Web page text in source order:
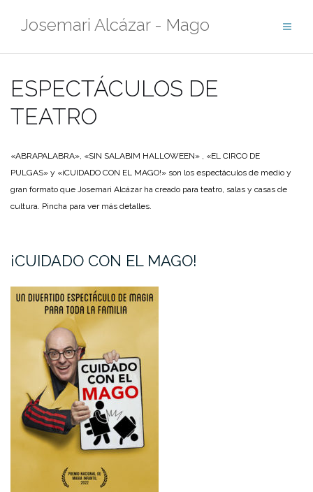
Josemari Alcázar - Mago
ESPECTÁCULOS DE
TEATRO
«ABRAPALABRA», «SIN SALABIM HALLOWEEN» , «EL CIRCO DE
PULGAS» y «¡CUIDADO CON EL MAGO!» son los espectáculos de medio y
gran formato que Josemari Alcázar ha creado para teatro, salas y casas de
cultura. Pincha para ver más detalles.
¡CUIDADO CON EL MAGO!